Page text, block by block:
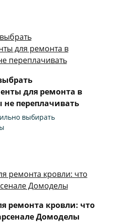
для ремонта в
не переплачивать
выбирать
ремонта кровли: что
Домоделы